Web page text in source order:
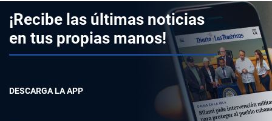
¡Recibe las últimas noticias
en tus propias manos!
DESCARGA LA APP